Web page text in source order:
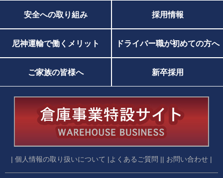
安全への取り組み 採用情報
尼神運輸で働くメリット ドライバー職が初めての方へ
ご家族の皆様へ 新卒採用
| 個人情報の取り扱いについて | よくあるご質問 || お問い合わせ |